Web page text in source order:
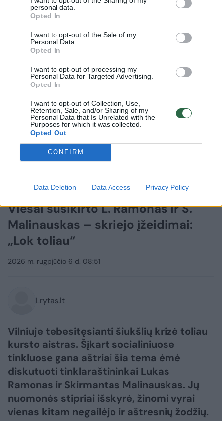
personal data.
Opted In
I want to opt-out of the Sale of my
Personal Data.
Opted In
I want to opt-out of processing my
Personal Data for Targeted Advertising.
Opted In
I want to opt-out of Collection, Use,
Retention, Sale, and/or Sharing of my
Personal Data that Is Unrelated with the
Purposes for which it was collected.
Opted Out
CONFIRM
Data Deletion Data Access Privacy Policy
Prisijungti komentatoriams
Verslas Rinkos pulsas
Viešai susikirto L. Ramonas ir S.
Malinauskas – skriejo įžeidimai:
„Lok toliau“
2026 m. rugpjūčio 6 d. 08:51
Lrytas.lt
Vilniuje tebesitęsianti šiukšlių krizė toliau
kursto aistras. Šįkart socialiniuose
tinkluose gana aštriai šia tema ėmė
diskutuoti tinklaraštininkai Lukas
Ramonas ir Skirmantas Malinauskas. Jų
nuomonės stipriai išskyrė, žinomi vyrai
vienas kitam negailėjo ir aštresnių žodžių.